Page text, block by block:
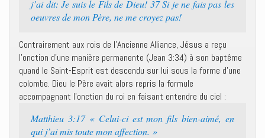
j’ai dit: Je suis le Fils de Dieu! 37 Si je ne fais pas les
oeuvres de mon Père, ne me croyez pas!
Contrairement aux rois de l’Ancienne Alliance, Jésus a reçu
l’onction d’une manière permanente (Jean 3:34) à son baptême
quand le Saint-Esprit est descendu sur lui sous la forme d’une
colombe. Dieu le Père avait alors repris la formule
accompagnant l’onction du roi en faisant entendre du ciel :
Matthieu 3:17 « Celui-ci est mon fils bien-aimé, en
qui j’ai mis toute mon affection. »